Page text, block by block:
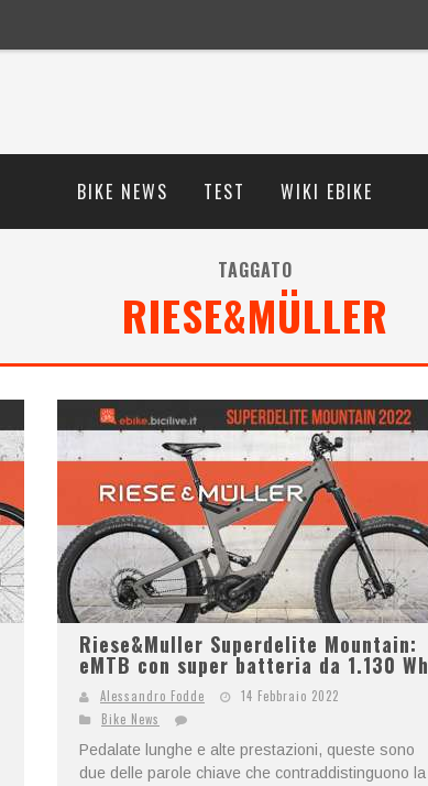
BIKE NEWS TEST WIKI EBIKE
TAGGATO
RIESE&MÜLLER
Riese&Muller Superdelite Mountain:
eMTB con super batteria da 1.130 Wh
Alessandro Fodde
14 Febbraio 2022
Bike News
Pedalate lunghe e alte prestazioni, queste sono
due delle parole chiave che contraddistinguono la